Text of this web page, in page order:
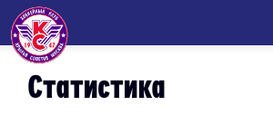
Статистика